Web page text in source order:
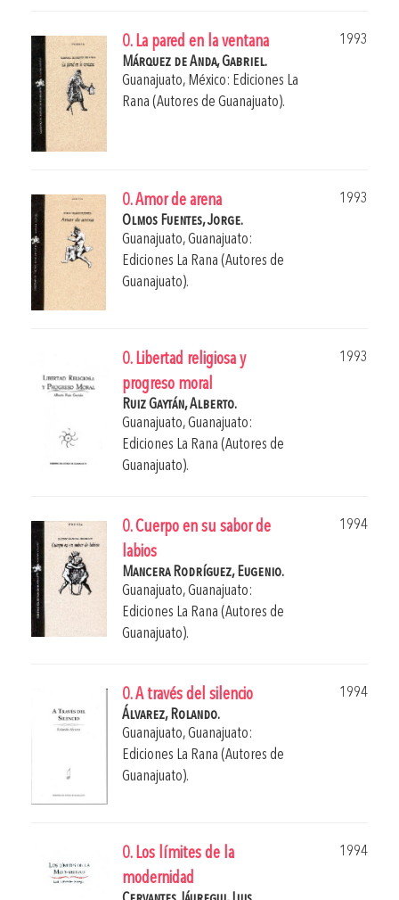
0. La pared en la ventana
1993
Márquez de Anda, Gabriel.
Guanajuato, México: Ediciones La
Rana (Autores de Guanajuato).
0. Amor de arena
1993
Olmos Fuentes, Jorge.
Guanajuato, Guanajuato:
Ediciones La Rana (Autores de
Guanajuato).
0. Libertad religiosa y
progreso moral
1993
Ruiz Gaytán, Alberto.
Guanajuato, Guanajuato:
Ediciones La Rana (Autores de
Guanajuato).
0. Cuerpo en su sabor de
labios
1994
Mancera Rodríguez, Eugenio.
Guanajuato, Guanajuato:
Ediciones La Rana (Autores de
Guanajuato).
0. A través del silencio
1994
Álvarez, Rolando.
Guanajuato, Guanajuato:
Ediciones La Rana (Autores de
Guanajuato).
0. Los límites de la
modernidad
1994